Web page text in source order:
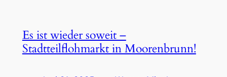
Es ist wieder soweit –
Stadtteilflohmarkt in Moorenbrunn!